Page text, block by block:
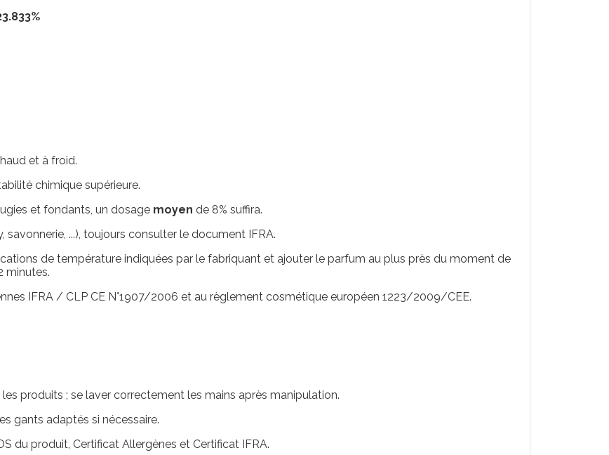
et à froid.
chimique supérieure.
et fondants, un dosage moyen de 8% suffira.
...), toujours consulter le document IFRA.
de température indiquées par le fabriquant et ajouter le parfum au plus près du moment de
minutes.
IFRA / CLP CE N°1907/2006 et au règlement cosmétique européen 1223/2009/CEE.
produits ; se laver correctement les mains après manipulation.
gants adaptés si nécessaire.
du produit, Certificat Allergènes et Certificat IFRA.